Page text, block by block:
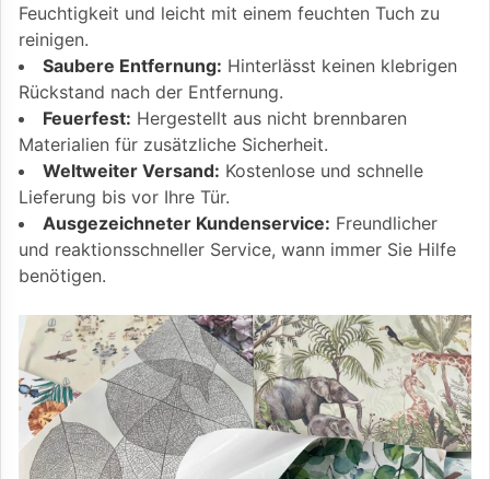
Feuchtigkeit und leicht mit einem feuchten Tuch zu
reinigen.
Saubere Entfernung: Hinterlässt keinen klebrigen
Rückstand nach der Entfernung.
Feuerfest: Hergestellt aus nicht brennbaren
Materialien für zusätzliche Sicherheit.
Weltweiter Versand: Kostenlose und schnelle
Lieferung bis vor Ihre Tür.
Ausgezeichneter Kundenservice: Freundlicher
und reaktionsschneller Service, wann immer Sie Hilfe
benötigen.